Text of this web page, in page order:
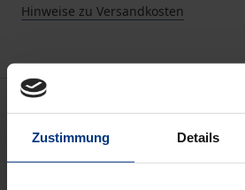
Zustimmung Details
Hinweise zu Versandkosten
Beschreibung